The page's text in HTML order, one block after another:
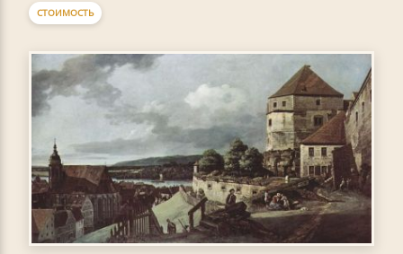
СТОИМОСТЬ